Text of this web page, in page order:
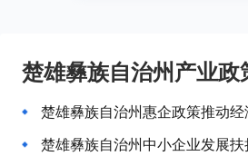
楚雄彝族自治州产业政
楚雄彝族自治州惠企政策推动
楚雄彝族自治州中小企业发展